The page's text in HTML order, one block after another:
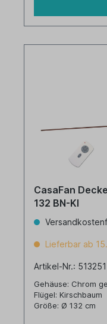
CasaFan
132 BN-KI
Lieferbar ab
Artikel-Nr.: 513251
Gehäuse: Chrom
Flügel: Kirschbaum
Größe: Ø 132 cm